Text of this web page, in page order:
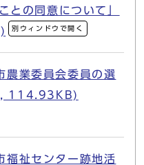
との同意について」
別ウィンドウで開く
農業委員会委員の選
, 114.93KB)
福祉センター跡地活